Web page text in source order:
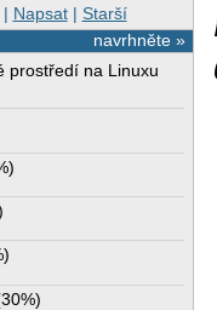
| Napsat| Starší
navrhněte »
prostředí na Linuxu
)
)
30%)